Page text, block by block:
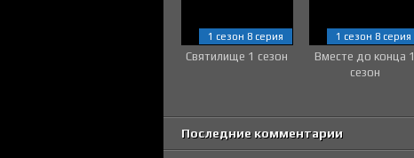
Святилище 1 сезон
1 сезон 8 серия
Вместе до конца 1
сезон
1 сезон 8 серия
Последние комментарии